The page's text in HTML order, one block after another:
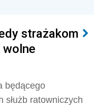
strażakom
będącego
służb ratowniczych